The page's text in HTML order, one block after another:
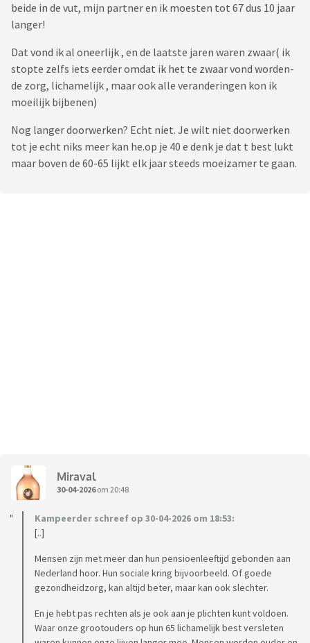
beide in de vut, mijn partner en ik moesten tot 67 dus 10 jaar
langer!
Dat vond ik al oneerlijk , en de laatste jaren waren zwaar( ik
stopte zelfs iets eerder omdat ik het te zwaar vond worden-
de zorg, lichamelijk , maar ook alle veranderingen kon ik
moeilijk bijbenen)
Nog langer doorwerken? Echt niet. Je wilt niet doorwerken
tot je echt niks meer kan he.op je 40 e denk je dat t best lukt
maar boven de 60-65 lijkt elk jaar steeds moeizamer te gaan.
Miraval
30-04-2026om 20:48
Kampeerder schreef op 30-04-2026 om 18:53:
[..]
Mensen zijn met meer dan hun pensioenleeftijd gebonden aan
Nederland hoor. Hun sociale kring bijvoorbeeld. Of goede
gezondheidzorg, kan altijd beter, maar kan ook slechter.
En je hebt pas rechten als je ook aan je plichten kunt voldoen.
Waar onze grootouders op hun 65 lichamelijk best versleten